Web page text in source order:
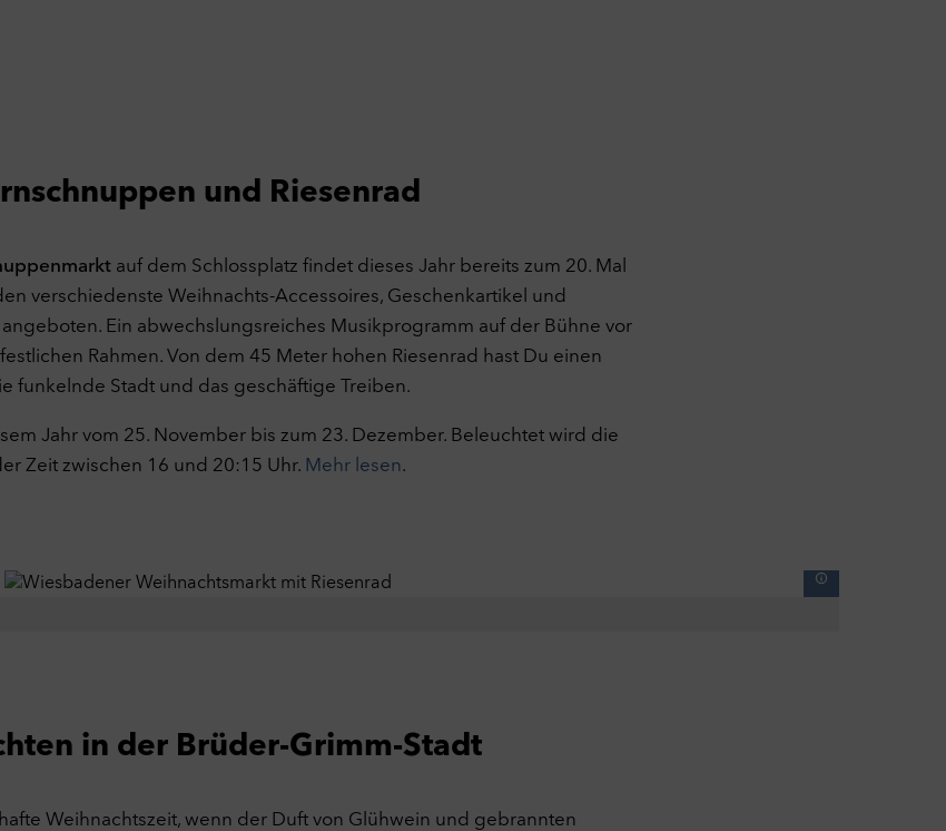
und Riesenrad
auf dem Schlossplatz findet dieses Jahr bereits zum 20. Mal
verschiedenste Weihnachts-Accessoires, Geschenkartikel und
Ein abwechslungsreiches Musikprogramm auf der Bühne vor
Rahmen. Von dem 45 Meter hohen Riesenrad hast Du einen
funkelnde Stadt und das geschäftige Treiben.
Jahr vom 25. November bis zum 23. Dezember. Beleuchtet wird die
Zeit zwischen 16 und 20:15 Uhr. Mehr lesen.
in der Brüder-Grimm-Stadt
Weihnachtszeit, wenn der Duft von Glühwein und gebrannten
Sie Ihre Datenschutz- und Privatsphäreeinstellungen anpassen.
finden Sie in unserer
Datenschutzerklärung
Cookies
Ein
Cookies helfen dabei eine Webseite nutzbar zu
der Webseite ermöglichen. Die Webseite kann ohne diese
richtig funktionieren.
dem Zugriff auf unsere Website besucht wurde und wie unsere
wurde. Diese Daten verwenden wir unter anderem zur
den Erfolg von Marketing-Kampagnen zu messen und Anzeigen
auf eine Anzeige geklickt haben und auf unserer Webseite